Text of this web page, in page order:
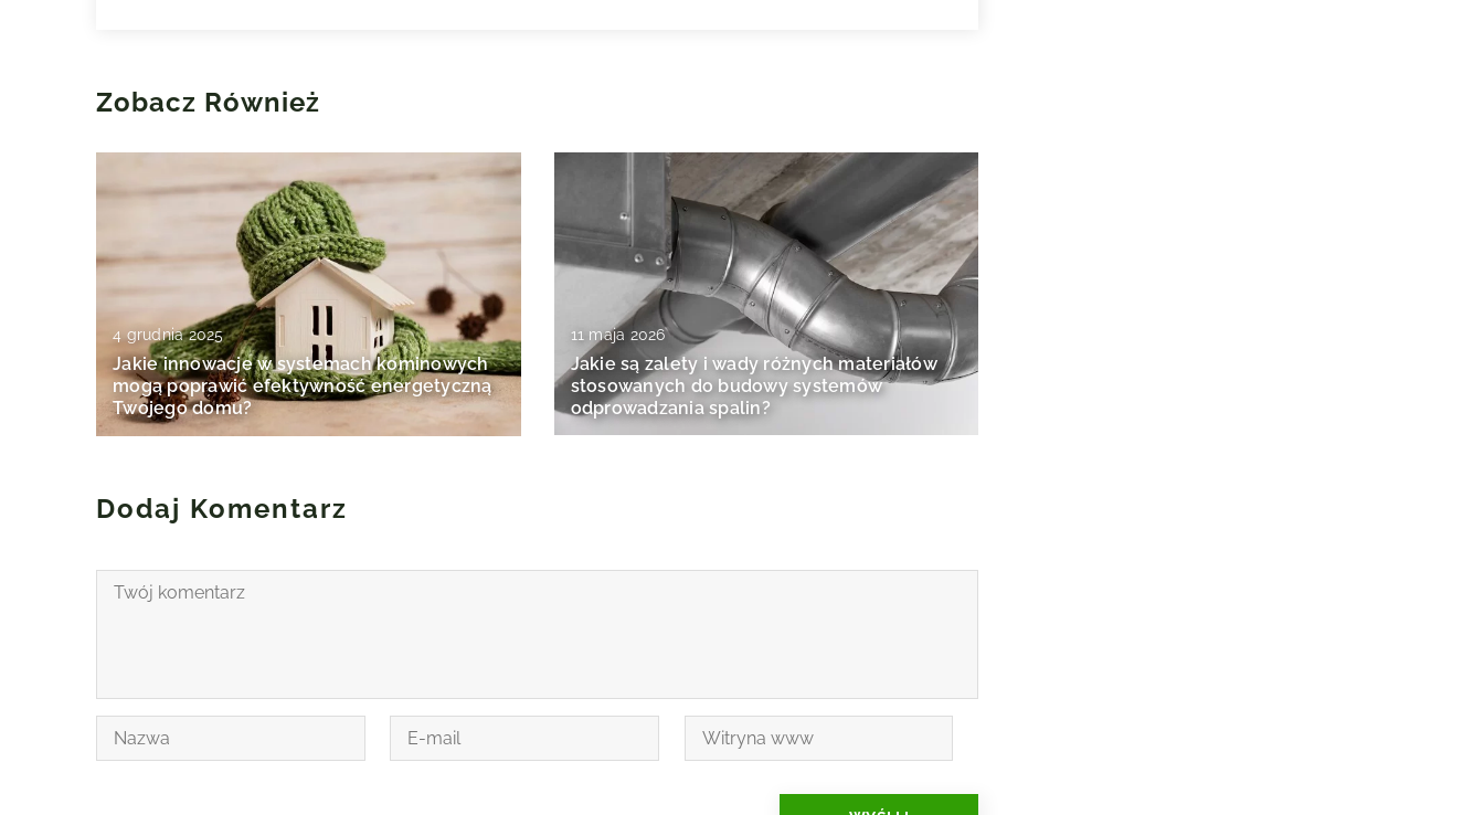
Zobacz Również
4 grudnia 2025
Jakie innowacje w systemach kominowych
mogą poprawić efektywność energetyczną
Twojego domu?
11 maja 2026
Jakie są zalety i wady różnych materiałów
stosowanych do budowy systemów
odprowadzania spalin?
Dodaj Komentarz